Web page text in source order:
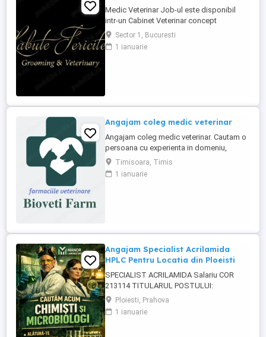
Medic Veterinar Job-ul este disponibil
intr-un Cabinet Veterinar concept
Boutique, situat in zona de Nord a
Bucurestiului, avand clientii proprii. Daca
esti un medic veterinar pasionat de ceea
Sector 1, Bucuresti
1 ianuarie
Angajam coleg medic veterinar
Angajam coleg medic veterinar. Cautam o
persoana cu experienta in domeniu,
serioasa, dinamica, pasionata de
domeniu, cu spirit de echipa. Orientare
către client Bune abilități de comunicare
Timisoara, Timis
1 ianuarie
Angajam Specialist Acrilamida
HPLC Pentru Locatia din Ploeisti
SPECIALIST ACRILAMIDA Salariu COR
213114 TITULARUL POSTULUI:
_______________________________________
COMPARTIMENTUL: Laboratorul MANOR
LABORATORY CENTER SRL, punct de
Ploiesti, Prahova
1 ianuarie